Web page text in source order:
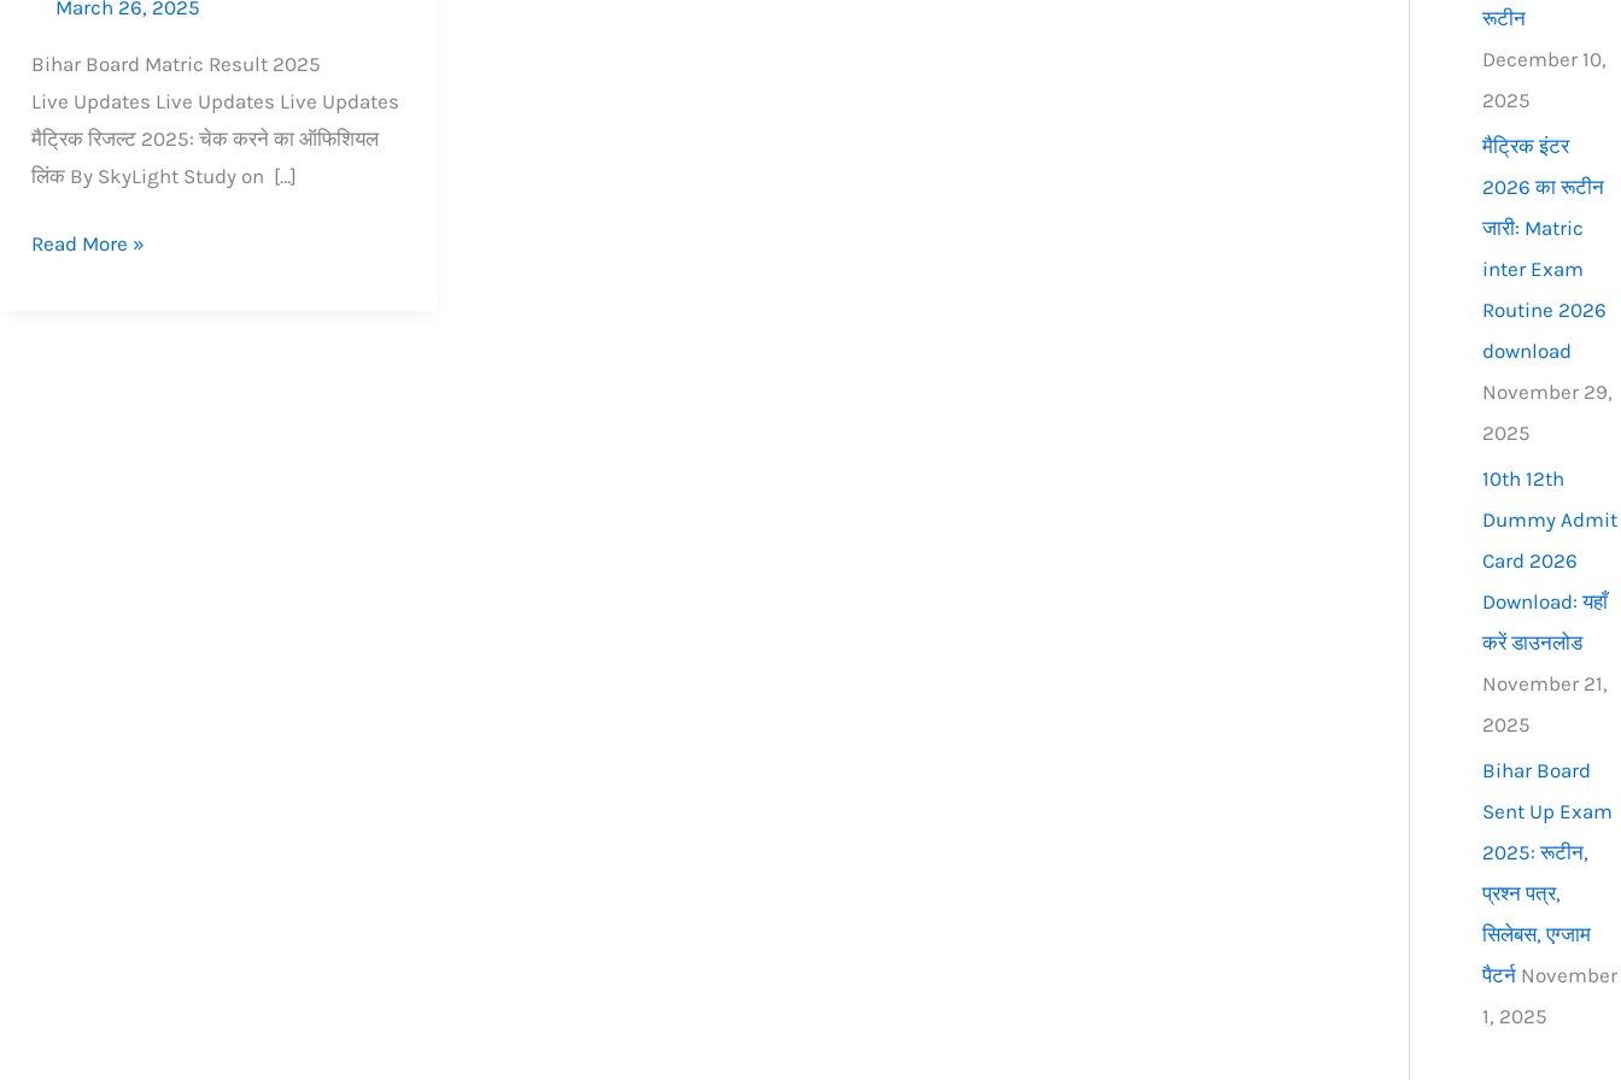
March 26, 2025
Bihar Board Matric Result 2025
Live Updates Live Updates Live Updates
मैट्रिक रिजल्ट 2025: चेक करने का ऑफिशियल
लिंक By SkyLight Study on […]
Read More »
रूटीन
December 10,
2025
मैट्रिक इंटर
2026 का रूटीन
जारी: Matric
inter Exam
Routine 2026
download
November 29,
2025
10th 12th
Dummy Admit
Card 2026
Download: यहाँ
करें डाउनलोड
November 21,
2025
Bihar Board
Sent Up Exam
2025: रूटीन,
प्रश्न पत्र,
सिलेबस, एग्जाम
पैटर्न November
1, 2025